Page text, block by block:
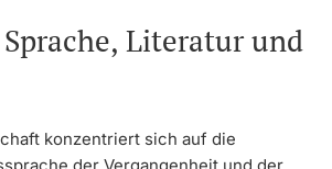
Literatur und
konzentriert sich auf die